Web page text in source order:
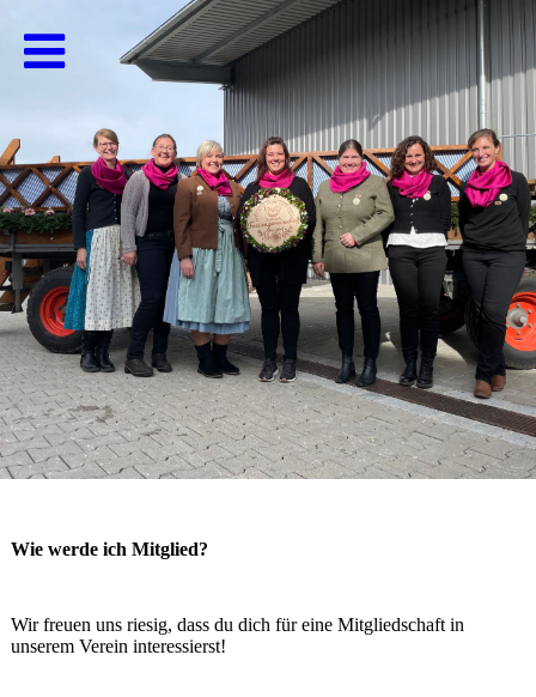
Wie werde ich Mitglied?
Wir freuen uns riesig, dass du dich für eine Mitgliedschaft in
unserem Verein interessierst!